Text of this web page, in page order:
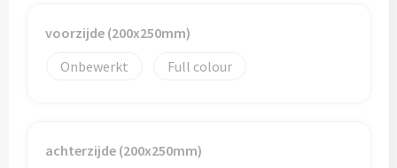
Stormparaplu's
voorzijde (200x250mm)
Onbewerkt
Full colour
achterzijde (200x250mm)